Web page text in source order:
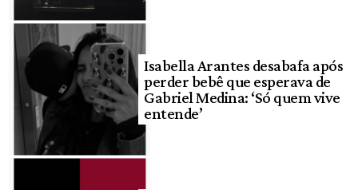
Isabella Arantes desabafa após
perder bebê que esperava de
Gabriel Medina: ‘Só quem vive
entende’